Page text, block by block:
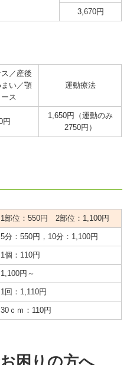
3,670円
／産後
い／顎
ス
運動療法
円
1,650円（運動のみ
2750円）
1部位：550円 2部位：1,100円
5分：550円，10分：1,100円
1個：110円
1,100円～
1回：1,110円
30ｃｍ：110円